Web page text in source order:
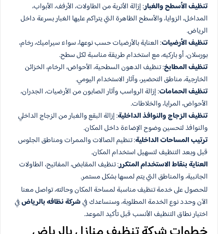
تنظيف الأسطح والغبار: إزالة الأتربة من الطاولات، الأرفف، الأبواب،
المداخل، الزوايا، والأسطح الظاهرة التي يتراكم عليها الغبار بسرعة داخل
الرياض.
تنظيف الأرضيات: العناية بالأرضيات حسب نوعها، سواء سيراميك، رخام،
بورسلان، أو باركيه، مع استخدام طريقة مناسبة لكل سطح.
تنظيف المطابخ: تنظيف الدهون السطحية، الأحواض، الرخام، الخزائن
الخارجية، مناطق التحضير، وآثار الاستخدام اليومي.
تنظيف الحمامات: إزالة الرواسب وآثار الصابون من الأرضيات، الجدران،
الأحواض، المرايا، والخلاطات.
تنظيف الزجاج والنوافذ الداخلية: إزالة البقع والغبار من الزجاج الداخلي
والنوافذ لتحسين وضوح الإضاءة داخل المكان.
ترتيب المساحات الداخلية: تنظيم الصالات والممرات ومناطق الجلوس
قبل وبعد التنظيف لتسهيل استخدام المكان.
العناية بنقاط الاستخدام المتكرر: تنظيف المقابض، المفاتيح، الطاولات
الجانبية، والمناطق التي يتم لمسها بشكل مستمر.
للحصول على خدمة تنظيف مناسبة لمساحة المكان وحالته، تواصل معنا
الآن وحدد نوع الخدمة المطلوبة، وسنساعدك فيشركة نظافه بالرياضفي
اختيار نطاق التنظيف الأنسب قبل تأكيد الموعد.